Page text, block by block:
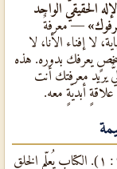
الحقيقيٌّ الواحد
— معرفةٌ
لا إفناء الأنا، لا
يعرفك بدوره. هذه
يريد معرفتك أنت
أبديّةٍ معه.